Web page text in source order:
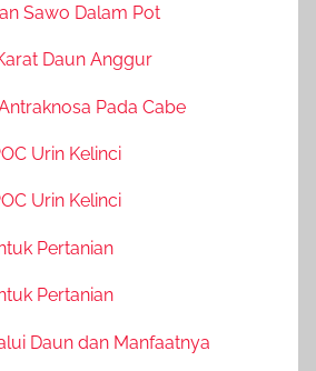
Sawo Dalam Pot
Daun Anggur
Pada Cabe
Urin Kelinci
Urin Kelinci
Pertanian
Pertanian
Daun dan Manfaatnya